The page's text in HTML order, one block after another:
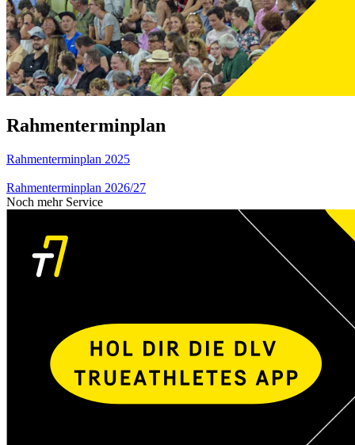
Rahmenterminplan
Rahmenterminplan 2025
Rahmenterminplan 2026/27
Noch mehr Service